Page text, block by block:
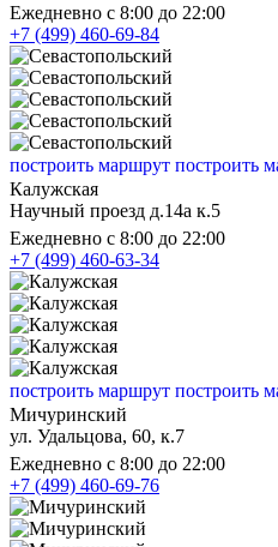
Ежедневно с 8:00 до 22:00
+7 (499) 460-69-84
построить маршрут построить
Калужская
Научный проезд д.14а к.5
Ежедневно с 8:00 до 22:00
+7 (499) 460-63-34
построить маршрут построить
Мичуринский
ул. Удальцова, 60, к.7
Ежедневно с 8:00 до 22:00
+7 (499) 460-69-76